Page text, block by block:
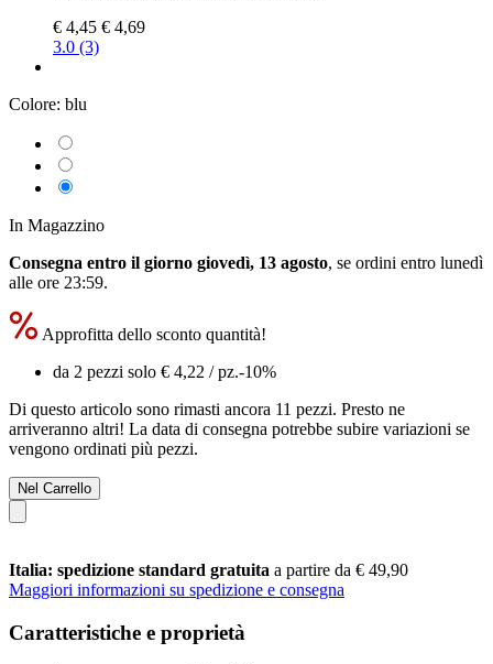
€ 4,45 € 4,69
3.0 (3)
Colore: blu
In Magazzino
Consegna entro il giorno giovedì, 13 agosto, se ordini entro lunedì
alle ore 23:59.
Approfitta dello sconto quantità!
da 2 pezzi solo € 4,22 / pz.-10%
Di questo articolo sono rimasti ancora 11 pezzi. Presto ne
arriveranno altri! La data di consegna potrebbe subire variazioni se
vengono ordinati più pezzi.
Nel Carrello
Italia: spedizione standard gratuita a partire da € 49,90
Maggiori informazioni su spedizione e consegna
Caratteristiche e proprietà